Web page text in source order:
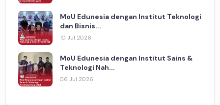
MoU Edunesia dengan Institut Teknologi
dan Bisnis...
10 Jul 2026
MoU Edunesia dengan Institut Sains &
Teknologi Nah...
06 Jul 2026